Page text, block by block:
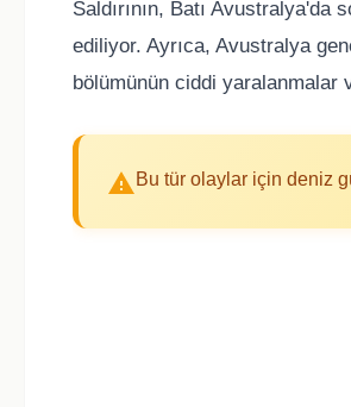
Saldırının, Batı
ediliyor. Ayrıca, Avustralya
bölümünün ciddi yaralanmalar
Bu tür olaylar için deniz